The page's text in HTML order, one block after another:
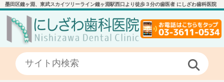
墨田区鐘ヶ淵、東武スカイツリーライン鐘ヶ淵駅西口より徒歩３分の歯医者 にしざわ歯科医院